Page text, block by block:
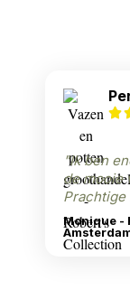
"Ik ben
de mooie
Monique -